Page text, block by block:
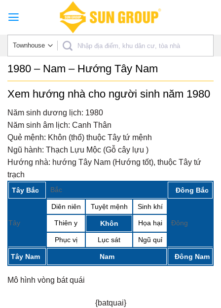
1980 – Nam – Hướng Tây Nam
Xem hướng nhà cho người sinh năm 1980
Năm sinh dương lịch: 1980
Năm sinh âm lịch: Canh Thân
Quẻ mệnh: Khôn (thổ) thuộc Tây tứ mệnh
Ngũ hành: Thạch Lựu Mộc (Gỗ cây lựu )
Hướng nhà: hướng Tây Nam (Hướng tốt), thuộc Tây tứ
trạch
Tây Bắc Bắc Đông Bắc
Tây
Diên niên Tuyệt mệnh Sinh khí
Đông
Thiên y Khôn Họa hại
Phục vị Lục sát Ngũ quỉ
Tây Nam Nam Đông Nam
Mô hình vòng bát quái
{batquai}